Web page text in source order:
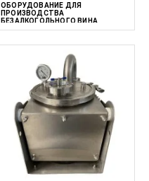
ОБОРУДОВАНИЕ ДЛЯ
ПРОИЗВОДСТВА
БЕЗАЛКОГОЛЬНОГО ВИНА